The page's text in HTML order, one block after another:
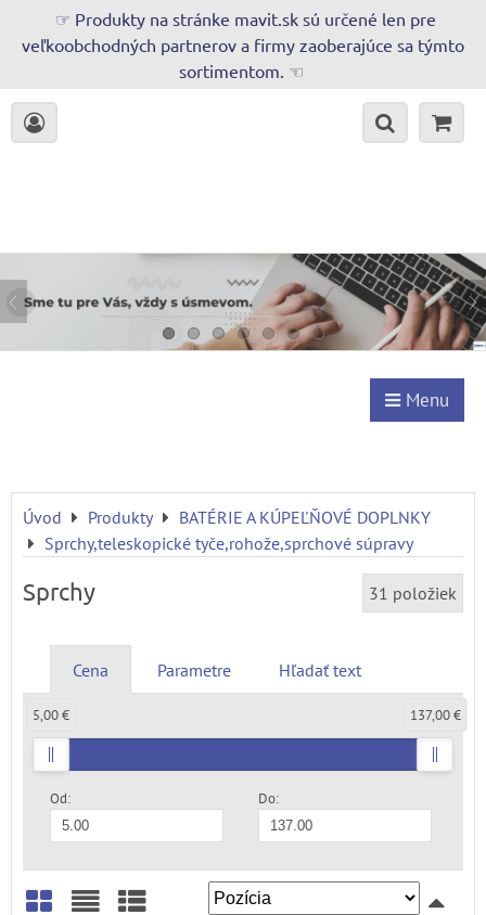
☞ Produkty na stránke mavit.sk sú určené len pre
veľkoobchodných partnerov a firmy zaoberajúce sa týmto
sortimentom. ☜
Menu
Úvod Produkty
BATÉRIE A KÚPEĽŇOVÉ DOPLNKY
Sprchy,teleskopické tyče,rohože,sprchové súpravy
Sprchy 31 položiek
Cena Parametre Hľadať text
Od: Do:
5,00 € 137,00 €